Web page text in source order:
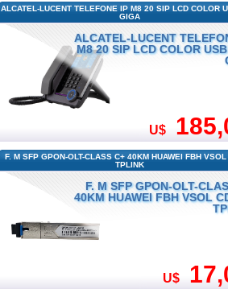
ALCATEL-LUCENT TELEFONE IP M8 20 SIP LCD COLOR
GIGA
U$
ALCATEL-LUCENT
M8 20 SIP LCD COLOR
F. M SFP GPON-OLT-CLASS C+ 40KM HUAWEI FBH VSOL
TPLINK
U$
F. M SFP GPON-OLT-
40KM HUAWEI FBH VSOL